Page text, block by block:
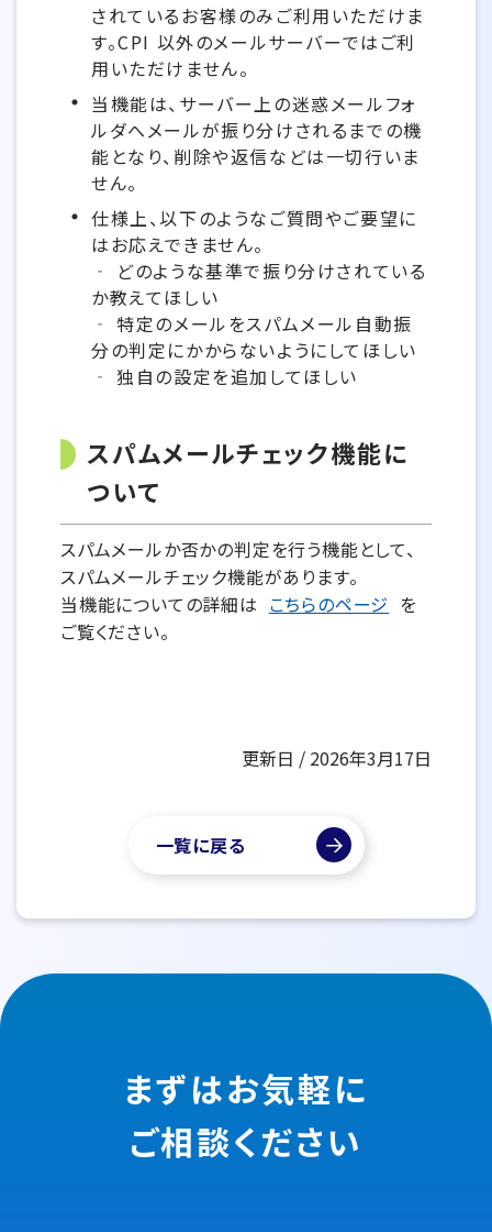
されているお客様のみご利用いただけま
す。CPI 以外のメールサーバーではご利
用いただけません。
当機能は、サーバー上の迷惑メールフォ
ルダへメールが振り分けされるまでの機
能となり、削除や返信などは一切行いま
せん。
仕様上、以下のようなご質問やご要望に
はお応えできません。
‐ どのような基準で振り分けされている
か教えてほしい
‐ 特定のメールをスパムメール自動振
分の判定にかからないようにしてほしい
‐ 独自の設定を追加してほしい
スパムメールチェック機能に
ついて
スパムメールか否かの判定を行う機能として、
スパムメールチェック機能があります。
当機能についての詳細は こちらのページ を
ご覧ください。
更新日 / 2026年3月17日
一覧に戻る
まずはお気軽に
ご相談ください